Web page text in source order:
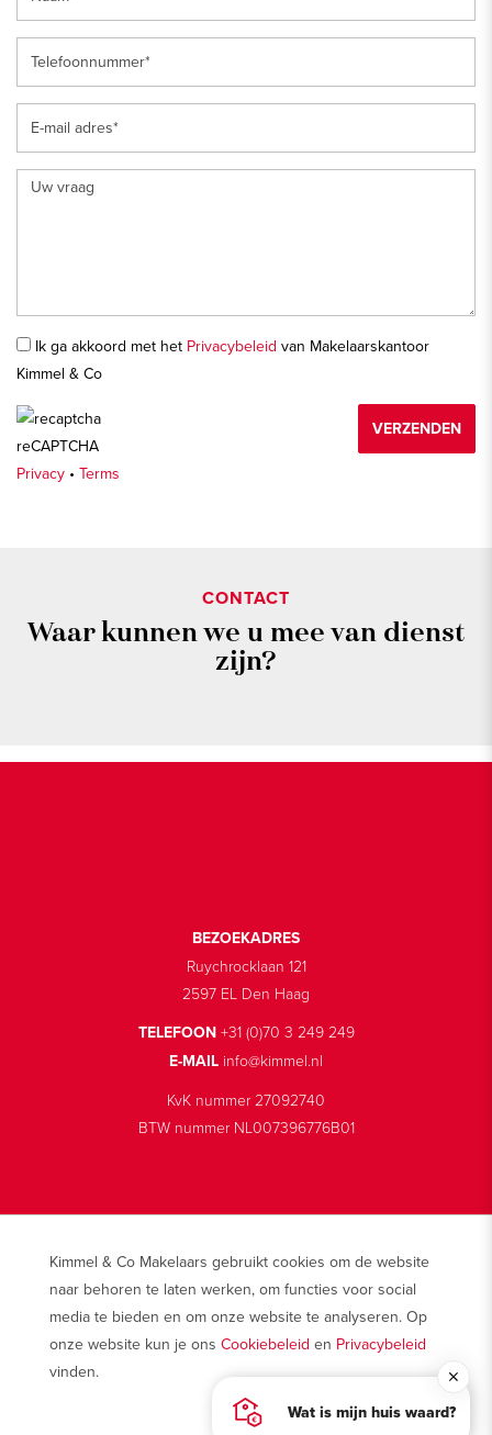
Kimmel & Co Makelaars gebruikt cookies om de website
naar behoren te laten werken, om functies voor social
media te bieden en om onze website te analyseren. Op
onze website kun je ons Cookiebeleid en Privacybeleid
vinden.
AKKOORD EN SLUITEN
Ik ga akkoord met het Privacybeleid van Makelaarskantoor
Kimmel & Co
reCAPTCHA
Privacy • Terms
VERZENDEN
CONTACT
Waar kunnen we u mee van dienst
zijn?
BEZOEKADRES
Ruychrocklaan 121
2597 EL Den Haag
TELEFOON+31 (0)70 3 249 249
E-MAIL info@kimmel.nl
KvK nummer 27092740
BTW nummer NL007396776B01
© 2026 Makelaarskantoor Kimmel & Co
Disclaimer
Privacy
Cookies
Wat is mijn huis waard?